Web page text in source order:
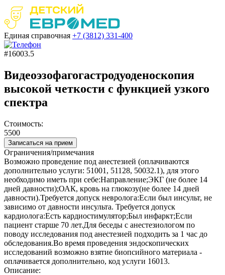
Единая справочная +7 (3812) 331-400
#16003.5
Видеоэзофагогастродуоденоскопия
высокой четкости с функцией узкого
спектра
Стоимость:
5500
Записаться на прием
Ограничения/примечания
Возможно проведение под анестезией (оплачиваются
дополнительно услуги: 51001, 51128, 50032.1), для этого
необходимо иметь при себе:Направление;ЭКГ (не более 14
дней давности);ОАК, кровь на глюкозу(не более 14 дней
давности).Требуется допуск невролога:Если был инсульт, не
зависимо от давности инсульта. Требуется допуск
кардиолога:Есть кардиостимулятор;Был инфаркт;Если
пациент старше 70 лет.Для беседы с анестезиологом по
поводу исследования под анестезией подходить за 1 час до
обследования.Во время проведения эндоскопических
исследований возможно взятие биопсийного материала -
оплачивается дополнительно, код услуги 16013.
Описание: